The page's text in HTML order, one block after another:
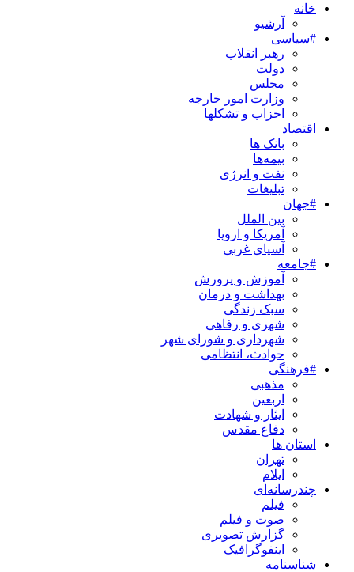
خانه
آرشیو
#سیاسی
رهبر انقلاب
دولت
مجلس
وزارت امور خارجه
احزاب و تشکلها
اقتصاد
بانک ها
بیمه‌ها
نفت و انرژی
تبلیغات
#جهان
بین الملل
آمریکا و اروپا
آسیای غربی
#جامعه
آموزش و پرورش
بهداشت و درمان
سبک زندگی
شهری و رفاهی
شهرداری و شورای شهر
حوادث، انتظامی
#فرهنگی
مذهبی
اربعین
ایثار و شهادت
دفاع مقدس
استان ها
تهران
ایلام
چندرسانه‌ای
فیلم
صوت و فیلم
گزارش تصویری
اینفوگرافیک
شناسنامه